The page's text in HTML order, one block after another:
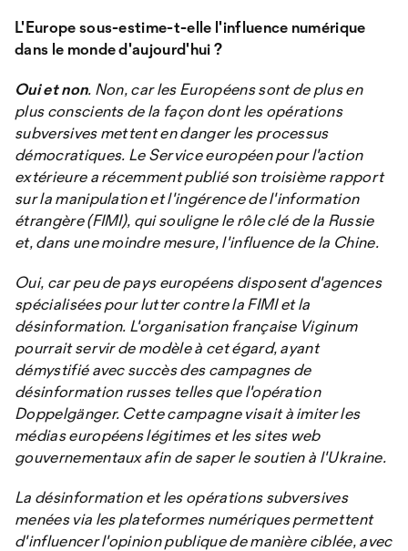
L'Europe sous-estime-t-elle l'influence numérique
dans le monde d'aujourd'hui ?
Oui et non. Non, car les Européens sont de plus en
plus conscients de la façon dont les opérations
subversives mettent en danger les processus
démocratiques. Le Service européen pour l'action
extérieure a récemment publié son troisième rapport
sur la manipulation et l'ingérence de l'information
étrangère (FIMI), qui souligne le rôle clé de la Russie
et, dans une moindre mesure, l'influence de la Chine.
Oui, car peu de pays européens disposent d'agences
spécialisées pour lutter contre la FIMI et la
désinformation. L'organisation française Viginum
pourrait servir de modèle à cet égard, ayant
démystifié avec succès des campagnes de
désinformation russes telles que l'opération
Doppelgänger. Cette campagne visait à imiter les
médias européens légitimes et les sites web
gouvernementaux afin de saper le soutien à l'Ukraine.
La désinformation et les opérations subversives
menées via les plateformes numériques permettent
d'influencer l'opinion publique de manière ciblée, avec